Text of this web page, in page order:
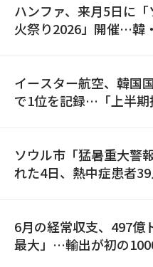
ハンファ、来月5日に
火祭り2026」開催…韓
イースター航空、韓国
で1位を記録…「上半期
ソウル市「猛暑重大警
れた4日、熱中症患者
6月の経常収支、497億
最大」…輸出が初の